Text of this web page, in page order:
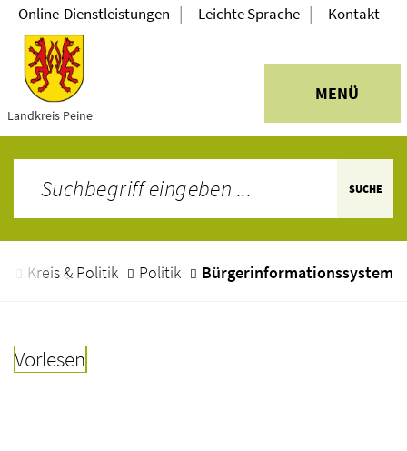
Landkreis Peine
MENÜ
Online-Dienstleistungen | Leichte Sprache | Kontakt
SUCHE
Kreis & Politik Politik Bürgerinformationssystem
Vorlesen